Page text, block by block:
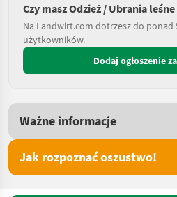
Czy masz Odzież / Ubrania
Na Landwirt.com dotrzesz do ponad
użytkowników.
Dodaj ogłoszenie
Ważne informacje
Jak rozpoznać oszustwo!